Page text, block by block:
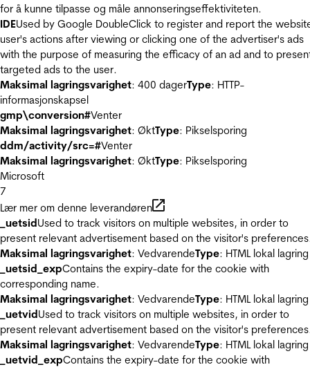
for å kunne tilpasse og måle annonseringseffektiviteten.
IDEUsed by Google DoubleClick to register and report the
user's actions after viewing or clicking one of the advertiser's ads
with the purpose of measuring the efficacy of an ad and to
targeted ads to the user.
Maksimal lagringsvarighet: 400 dagerType: HTTP-
informasjonskapsel
gmp\conversion#Venter
Maksimal lagringsvarighet: ØktType: Pikselsporing
ddm/activity/src=#Venter
Maksimal lagringsvarighet: ØktType: Pikselsporing
Microsoft
7
Lær mer om denne leverandøren
_uetsidUsed to track visitors on multiple websites, in order to
present relevant advertisement based on the visitor's
Maksimal lagringsvarighet: VedvarendeType: HTML lokal lagring
_uetsid_expContains the expiry-date for the cookie with
corresponding name.
Maksimal lagringsvarighet: VedvarendeType: HTML lokal lagring
_uetvidUsed to track visitors on multiple websites, in order to
present relevant advertisement based on the visitor's
Maksimal lagringsvarighet: VedvarendeType: HTML lokal lagring
_uetvid_expContains the expiry-date for the cookie with